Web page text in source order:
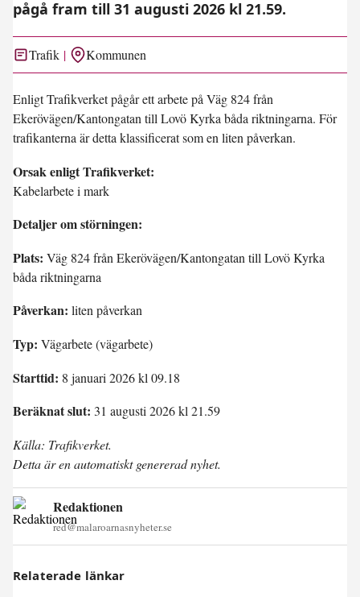
pågå fram till 31 augusti 2026 kl 21.59.
Trafik Kommunen
Enligt Trafikverket pågår ett arbete på Väg 824 från
Ekerövägen/Kantongatan till Lovö Kyrka båda riktningarna. För
trafikanterna är detta klassificerat som en liten påverkan.
Orsak enligt Trafikverket:
Kabelarbete i mark
Detaljer om störningen:
Plats: Väg 824 från Ekerövägen/Kantongatan till Lovö Kyrka
båda riktningarna
Påverkan: liten påverkan
Typ: Vägarbete (vägarbete)
Starttid: 8 januari 2026 kl 09.18
Beräknat slut: 31 augusti 2026 kl 21.59
Källa: Trafikverket.
Detta är en automatiskt genererad nyhet.
Redaktionen
red@malaroarnasnyheter.se
Relaterade länkar